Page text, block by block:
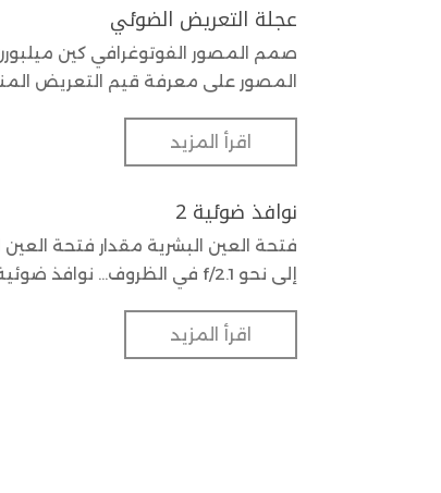
عجلة التعريض الضوئي
صمم المصور الفوتوغرافي كين
المصور على معرفة قيم التعريض
اقرأ المزيد
نوافذ ضوئية 2
إلى نحو f/2.1 في الظروف... نوافذ ضوئية 2
اقرأ المزيد